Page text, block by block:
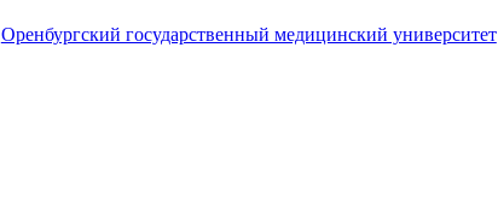
Оренбургский государственный медицинский университет